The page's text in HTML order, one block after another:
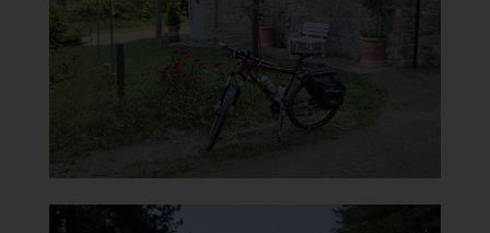
[
Clicca per ingrandire